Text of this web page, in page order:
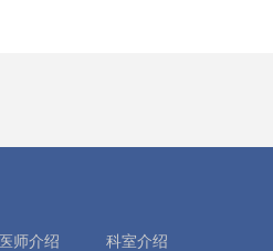
医师介绍
科室介绍